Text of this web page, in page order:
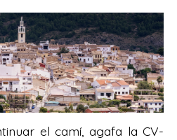
el camí, agafa la CV-